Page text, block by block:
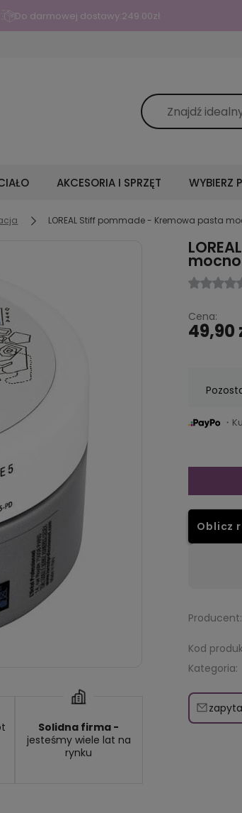
Do darmowej dostawy:249.00zł
AKCESORIA I SPRZĘT WYBIERZ
LOREAL Stiff pommade - Kremowa pasta
Solidna firma -
jesteśmy wiele lat na
rynku
Cena:
49,90
・
Oblicz
brak towaru
Producent:
Kod
Kategoria: